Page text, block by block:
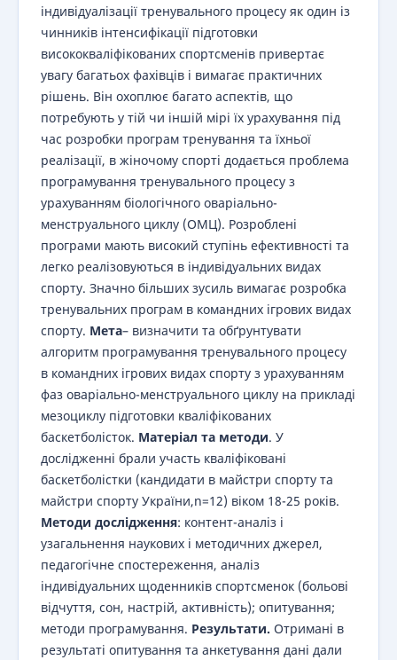
індивідуалізації тренувального процесу як один із
чинників інтенсифікації підготовки
висококваліфікованих спортсменів привертає
увагу багатьох фахівців і вимагає практичних
рішень. Він охоплює багато аспектів, що
потребують у тій чи іншій мірі їх урахування під
час розробки програм тренування та їхньої
реалізації, в жіночому спорті додається проблема
програмування тренувального процесу з
урахуванням біологічного оваріально-
менструального циклу (ОМЦ). Розроблені
програми мають високий ступінь ефективності та
легко реалізовуються в індивідуальних видах
спорту. Значно більших зусиль вимагає розробка
тренувальних програм в командних ігрових видах
спорту. Мета– визначити та обґрунтувати
алгоритм програмування тренувального процесу
в командних ігрових видах спорту з урахуванням
фаз оваріально-менструального циклу на прикладі
мезоциклу підготовки кваліфікованих
баскетболісток. Матеріал та методи. У
дослідженні брали участь кваліфіковані
баскетболістки (кандидати в майстри спорту та
майстри спорту України,n=12) віком 18-25 років.
Методи дослідження: контент-аналіз і
узагальнення наукових і методичних джерел,
педагогічне спостереження, аналіз
індивідуальних щоденників спортсменок (больові
відчуття, сон, настрій, активність); опитування;
методи програмування. Результати. Отримані в
результаті опитування та анкетування дані дали